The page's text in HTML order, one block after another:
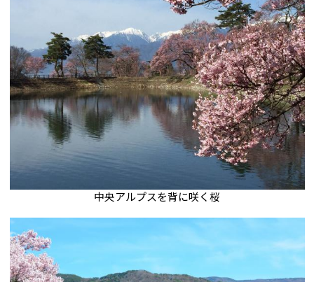
中央アルプスを背に咲く桜